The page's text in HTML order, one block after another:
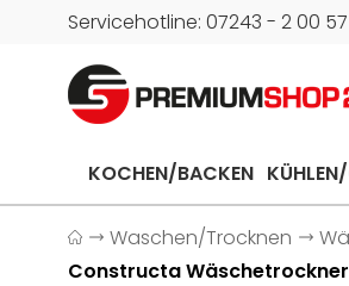
Servicehotline: 07243 - 2 00
KOCHEN/BACKEN
Waschen/Trocknen
Constructa Wäschetrockner